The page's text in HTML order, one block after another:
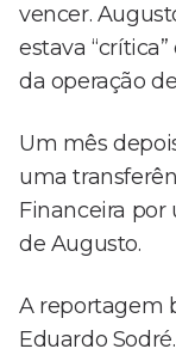
vencer.
estava
da operação
Um mês
uma
Financeira
de Augusto.
A reportagem
Eduardo